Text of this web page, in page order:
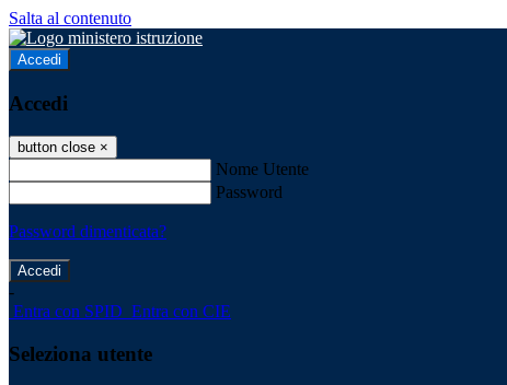
Salta al contenuto
Accedi
Accedi
button close ×
Nome Utente
Password
Password dimenticata?
-
Entra con SPID Entra con CIE
Seleziona utente